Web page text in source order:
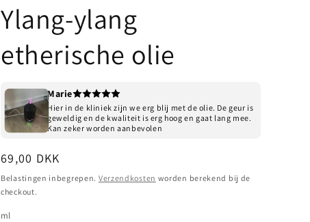
Ylang-ylang
etherische olie
Marie
Hier in de kliniek zijn we erg blij met de olie. De geur is
geweldig en de kwaliteit is erg hoog en gaat lang mee.
Kan zeker worden aanbevolen
Normale
prijs
69,00 DKK
Belastingen inbegrepen. Verzendkosten worden berekend bij de
checkout.
ml